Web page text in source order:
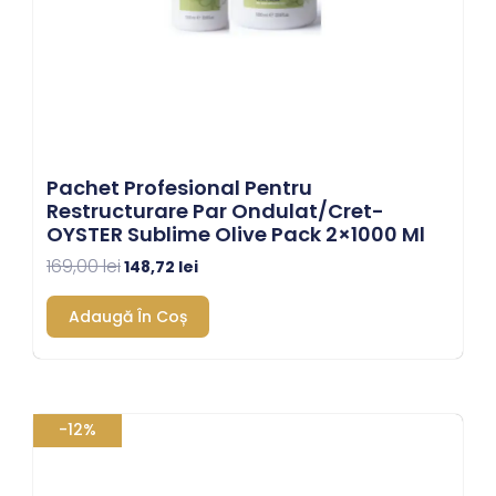
Pachet Profesional Pentru
Restructurare Par Ondulat/cret-
OYSTER Sublime Olive Pack 2×1000 Ml
169,00lei148,72 lei
Adaugă În Coș
-12%